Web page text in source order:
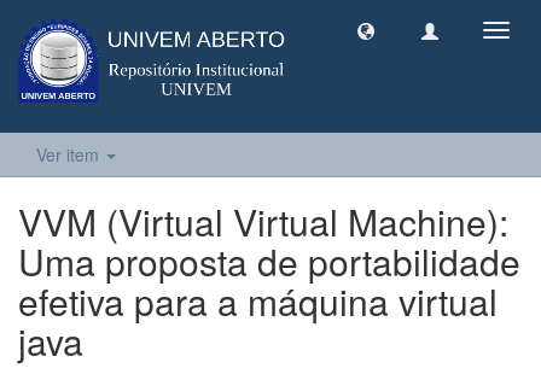
Ver item
VVM (Virtual Virtual Machine):
Uma proposta de portabilidade
efetiva para a máquina virtual
java